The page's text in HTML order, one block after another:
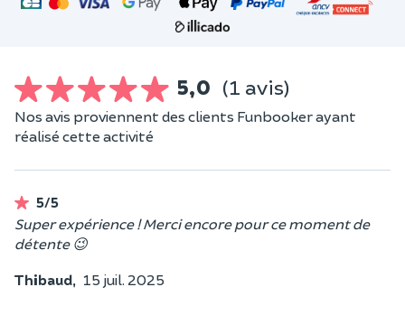
5,0 (1 avis)
Nos avis proviennent des clients Funbooker ayant
réalisé cette activité
5/5
Super expérience ! Merci encore pour ce moment de
détente 😉
Thibaud, 15 juil. 2025